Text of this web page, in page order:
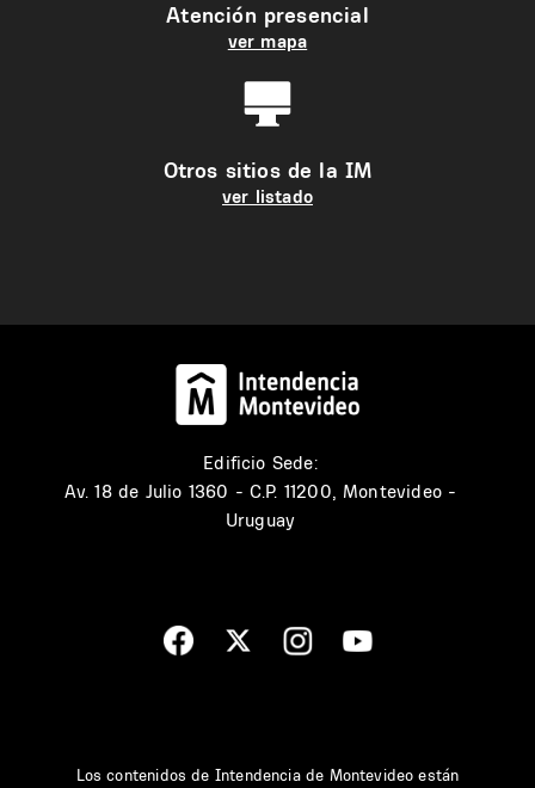
Atención presencial
ver mapa
Otros sitios de la IM
ver listado
Edificio Sede:
Av. 18 de Julio 1360 - C.P. 11200, Montevideo -
Uruguay
Los contenidos de Intendencia de Montevideo están